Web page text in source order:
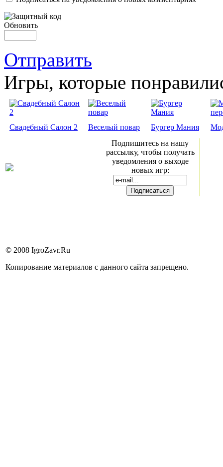
Обновить
Отправить
Игры, которые
Свадебный Салон 2 Веселый повар Бургер Мания
Подпишитесь на нашу
рассылку, чтобы получать
уведомления о выходе
новых игр:
© 2008 IgroZavr.Ru
Копирование материалов с данного сайта запрещено.